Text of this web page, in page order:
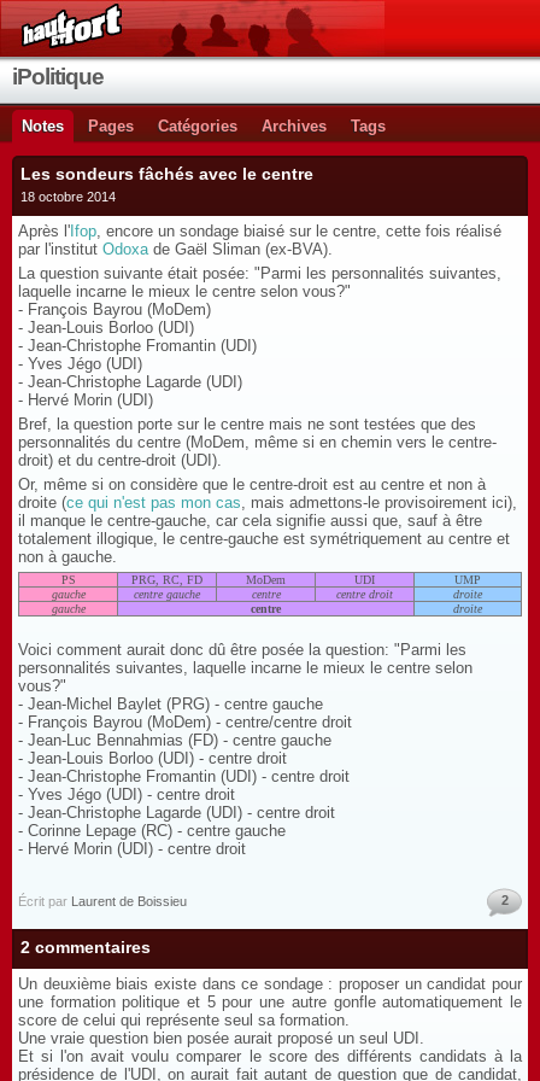
iPolitique
Notes Pages Catégories Archives Tags
Les sondeurs fâchés avec le centre
18 octobre 2014
Après l' Ifop, encore un sondage biaisé sur le centre, cette fois réalisé
par l'institut Odoxade Gaël Sliman (ex-BVA).
La question suivante était posée: "Parmi les personnalités suivantes,
laquelle incarne le mieux le centre selon vous?"
- François Bayrou (MoDem)
- Jean-Louis Borloo (UDI)
- Jean-Christophe Fromantin (UDI)
- Yves Jégo (UDI)
- Jean-Christophe Lagarde (UDI)
- Hervé Morin (UDI)
Bref, la question porte sur le centre mais ne sont testées que des
personnalités du centre (MoDem, même si en chemin vers le centre-
droit) et du centre-droit (UDI).
Or, même si on considère que le centre-droit est au centre et non à
droite (ce qui n'est pas mon cas, mais admettons-le provisoirement ici),
il manque le centre-gauche, car cela signifie aussi que, sauf à être
totalement illogique, le centre-gauche est symétriquement au centre et
non à gauche.
PS PRG, RC, FD MoDem UDI
UMP
gauche
centre gauche centre centre droit
droite
gauche
centre droite
Voici comment aurait donc dû être posée la question: "Parmi les
personnalités suivantes, laquelle incarne le mieux le centre selon
vous?"
- Jean-Michel Baylet (PRG) - centre gauche
- François Bayrou (MoDem) - centre/centre droit
- Jean-Luc Bennahmias (FD) - centre gauche
- Jean-Louis Borloo (UDI) - centre droit
- Jean-Christophe Fromantin (UDI) - centre droit
- Yves Jégo (UDI) - centre droit
- Jean-Christophe Lagarde (UDI) - centre droit
- Corinne Lepage (RC) - centre gauche
- Hervé Morin (UDI) - centre droit
Écrit par Laurent de Boissieu 2
2 commentaires
Un deuxième biais existe dans ce sondage : proposer un candidat pour
une formation politique et 5 pour une autre gonfle automatiquement le
score de celui qui représente seul sa formation.
Une vraie question bien posée aurait proposé un seul UDI.
Et si l'on avait voulu comparer le score des différents candidats à la
présidence de l'UDI, on aurait fait autant de question que de candidat,